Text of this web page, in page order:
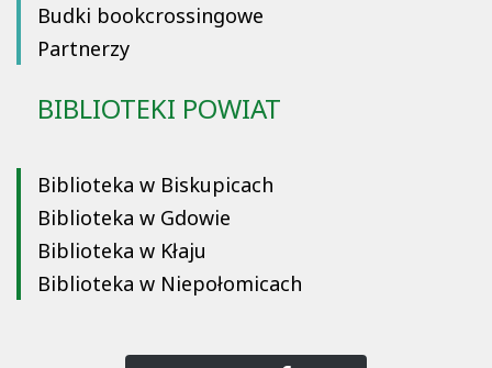
Budki bookcrossingowe
Partnerzy
BIBLIOTEKI POWIAT
Biblioteka w Biskupicach
Biblioteka w Gdowie
Biblioteka w Kłaju
Biblioteka w Niepołomicach